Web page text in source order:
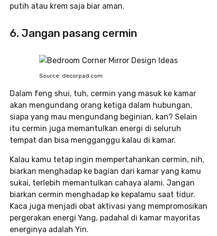
putih atau krem saja biar aman.
6. Jangan pasang cermin
Source: decorpad.com
Dalam feng shui, tuh, cermin yang masuk ke kamar
akan mengundang orang ketiga dalam hubungan,
siapa yang mau mengundang beginian, kan? Selain
itu cermin juga memantulkan energi di seluruh
tempat dan bisa mengganggu kalau di kamar.
Kalau kamu tetap ingin mempertahankan cermin, nih,
biarkan menghadap ke bagian dari kamar yang kamu
sukai, terlebih memantulkan cahaya alami. Jangan
biarkan cermin menghadap ke kepalamu saat tidur.
Kaca juga menjadi obat aktivasi yang mempromosikan
pergerakan energi Yang, padahal di kamar mayoritas
energinya adalah Yin.